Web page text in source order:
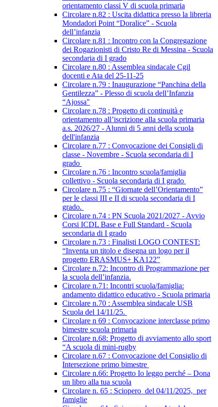
orientamento classi V di scuola primaria
Circolare n.82 : Uscita didattica presso la libreria
Mondadori Point “Doralice” - Scuola
dell’infanzia
Circolare n.81 : Incontro con la Congregazione
dei Rogazionisti di Cristo Re di Messina - Scuola
secondaria di I grado
Circolare n.80 : Assemblea sindacale Cgil
docenti e Ata del 25-11-25
Circolare n.79 : Inaugurazione “Panchina della
Gentilezza” - Plesso di scuola dell’Infanzia
“Ajossa"
Circolare n.78 : Progetto di continuità e
orientamento all’iscrizione alla scuola primaria
a.s. 2026/27 - Alunni di 5 anni della scuola
dell'infanzia
Circolare n.77 : Convocazione dei Consigli di
classe - Novembre - Scuola secondaria di I
grado
Circolare n.76 : Incontro scuola/famiglia
collettivo - Scuola secondaria di I grado
Circolare n.75 : “Giornate dell’Orientamento”
per le classi III e II di scuola secondaria di I
grado.
Circolare n.74 : PN Scuola 2021/2027 - Avvio
Corsi ICDL Base e Full Standard - Scuola
secondaria di I grado
Circolare n.73 : Finalisti LOGO CONTEST:
“Inventa un titolo e disegna un logo per il
progetto ERASMUS+ KA122”
Circolare n.72: Incontro di Programmazione per
la scuola dell’infanzia.
Circolare n.71: Incontri scuola/famiglia:
andamento didattico educativo - Scuola primaria
Circolare n.70 : Assemblea sindacale USB
Scuola del 14/11/25.
Circolare n 69 : Convocazione interclasse primo
bimestre scuola primaria
Circolare n.68: Progetto di avviamento allo sport
“A scuola di mini-rugby
Circolare n.67 : Convocazione del Consiglio di
Intersezione primo bimestre
Circolare n.66: Progetto Io leggo perché – Dona
un libro alla tua scuola
Circolare n. 65 : Sciopero del 04/11/2025, per
famiglie